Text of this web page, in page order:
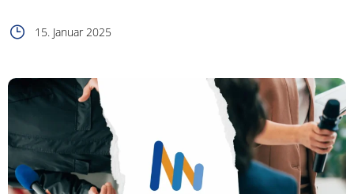
15. Januar 2025